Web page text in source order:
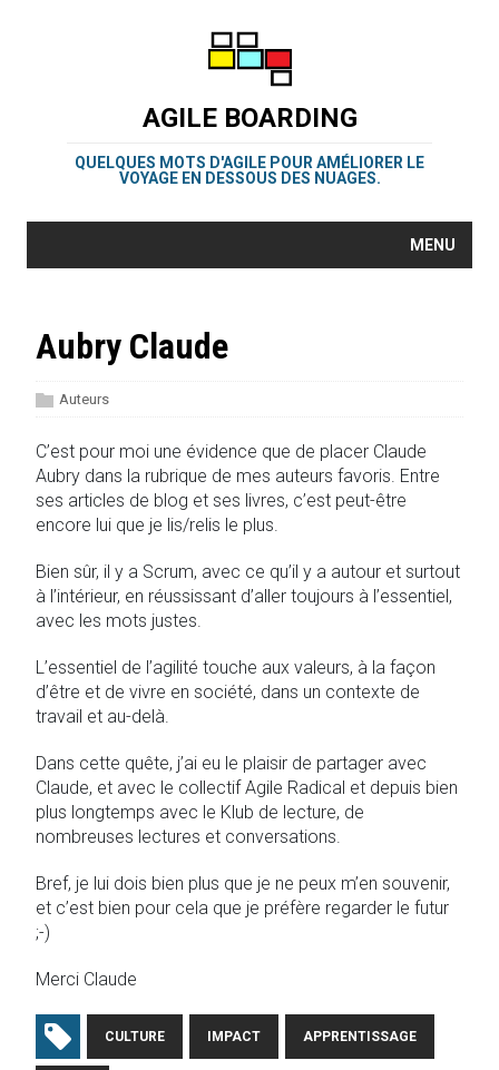
AGILE BOARDING
QUELQUES MOTS D'AGILE POUR AMÉLIORER LE
VOYAGE EN DESSOUS DES NUAGES.
MENU
Aubry Claude
Auteurs
C’est pour moi une évidence que de placer Claude
Aubry dans la rubrique de mes auteurs favoris. Entre
ses articles de blog et ses livres, c’est peut-être
encore lui que je lis/relis le plus.
Bien sûr, il y a Scrum, avec ce qu’il y a autour et surtout
à l’intérieur, en réussissant d’aller toujours à l’essentiel,
avec les mots justes.
L’essentiel de l’agilité touche aux valeurs, à la façon
d’être et de vivre en société, dans un contexte de
travail et au-delà.
Dans cette quête, j’ai eu le plaisir de partager avec
Claude, et avec le collectif Agile Radical et depuis bien
plus longtemps avec le Klub de lecture, de
nombreuses lectures et conversations.
Bref, je lui dois bien plus que je ne peux m’en souvenir,
et c’est bien pour cela que je préfère regarder le futur
;-)
Merci Claude
CULTURE IMPACT APPRENTISSAGE